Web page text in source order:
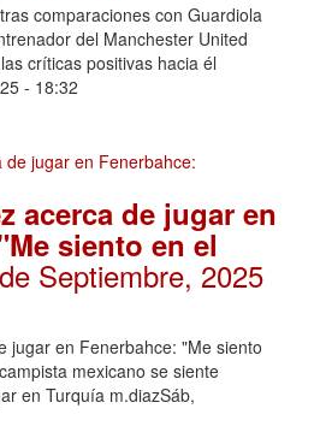
comparaciones con Guardiola
del Manchester United
críticas positivas hacia él
- 18:32
acerca de jugar en
siento en el
Septiembre, 2025
jugar en Fenerbahce: "Me siento
mexicano se siente
en Turquía m.diazSáb,